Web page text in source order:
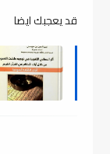
قد يعجبك ايضا